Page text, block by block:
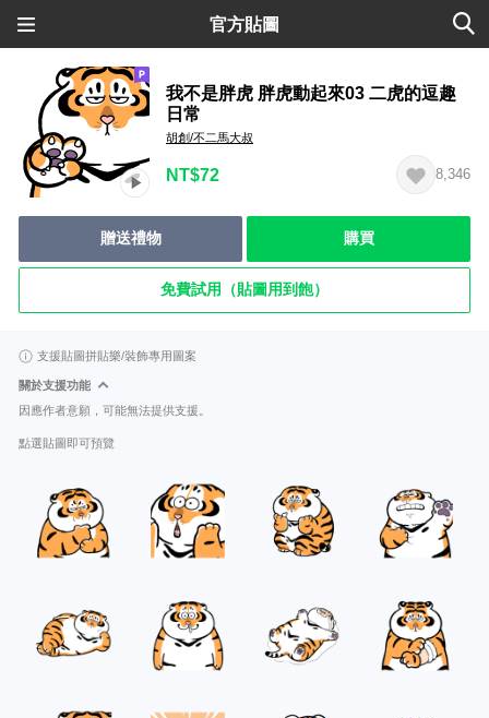
官方貼圖
我不是胖虎 胖虎動起來03 二虎的逗趣
日常
胡創/不二馬大叔
NT$72 8,346
贈送禮物 購買
免費試用（貼圖用到飽）
支援貼圖拼貼樂/裝飾專用圖案
關於支援功能
因應作者意願，可能無法提供支援。
點選貼圖即可預覽